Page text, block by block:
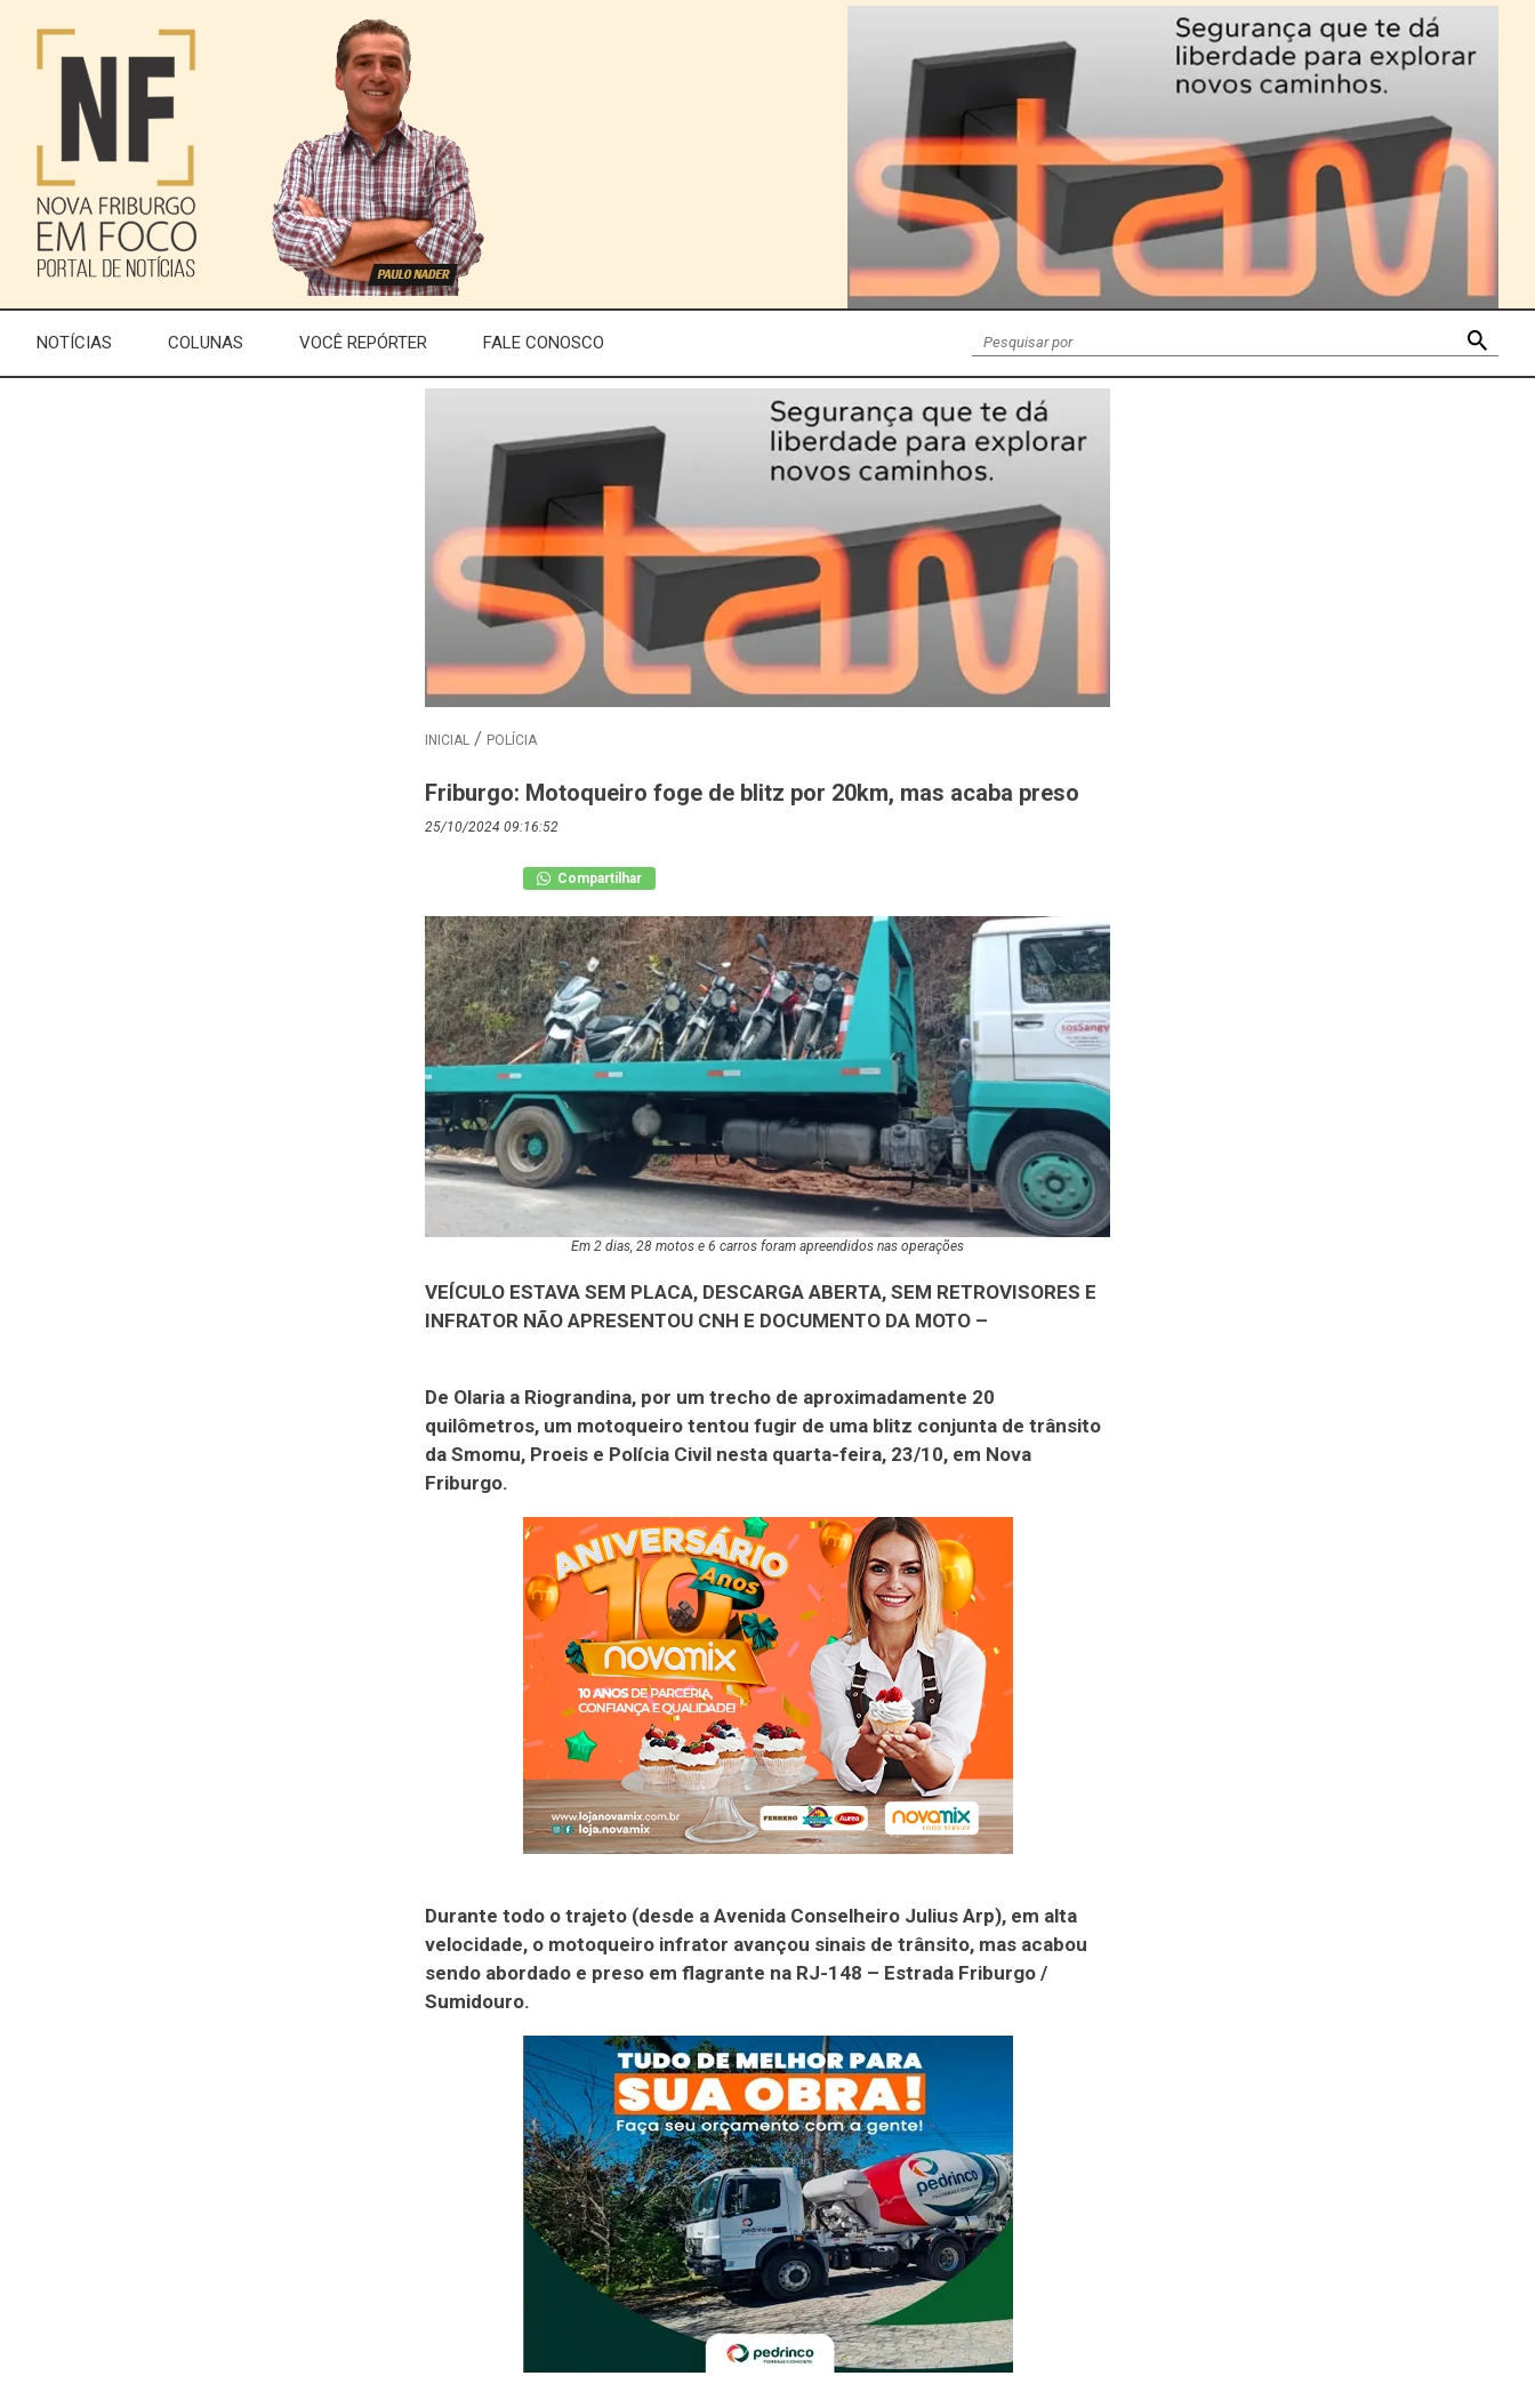
NOTÍCIAS COLUNAS VOCÊ REPÓRTER FALE CONOSCO
INICIAL POLÍCIA
Friburgo: Motoqueiro foge de blitz por 20km, mas acaba preso
25/10/2024 09:16:52
Compartilhar
Em 2 dias, 28 motos e 6 carros foram apreendidos nas operações
VEÍCULO ESTAVA SEM PLACA, DESCARGA ABERTA, SEM RETROVISORES E
INFRATOR NÃO APRESENTOU CNH E DOCUMENTO DA MOTO –
De Olaria a Riograndina, por um trecho de aproximadamente 20
quilômetros, um motoqueiro tentou fugir de uma blitz conjunta de trânsito
da Smomu, Proeis e Polícia Civil nesta quarta-feira, 23/10, em Nova
Friburgo.
Durante todo o trajeto (desde a Avenida Conselheiro Julius Arp), em alta
velocidade, o motoqueiro infrator avançou sinais de trânsito, mas acabou
sendo abordado e preso em flagrante na RJ-148 – Estrada Friburgo /
Sumidouro.